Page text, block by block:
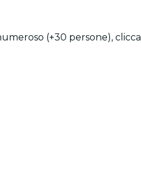
(+30 persone), clicca